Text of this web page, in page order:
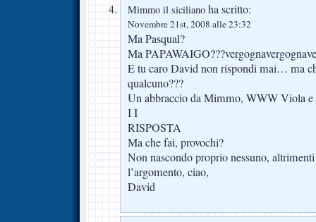
Mimmo il siciliano ha scritto:
Novembre 21st, 2008 alle 23:32
Ma Pasqual?
Ma
E tu caro David non rispondi mai… ma
qualcuno???
Un abbraccio da Mimmo, WWW Viola
I I
RISPOSTA
Ma che fai, provochi?
Non nascondo proprio nessuno,
l’argomento, ciao,
David